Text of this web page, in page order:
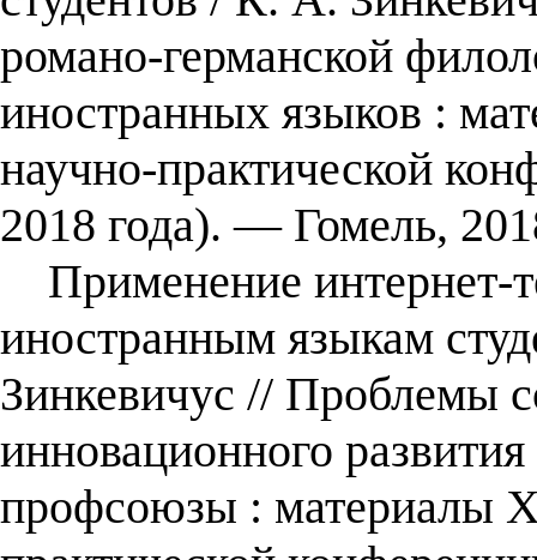
романо-германской
иностранных языков :
научно-практической
2018 года). — Гомель,
Применение интернет-
иностранным языкам
Зинкевичус // Проблемы
инновационного
профсоюзы : материалы